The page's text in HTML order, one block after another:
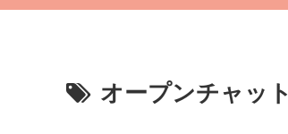
オープンチャット